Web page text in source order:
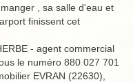
, sa salle d'eau et
finissent cet
- agent commercial
le numéro 880 027 701
EVRAN (22630),